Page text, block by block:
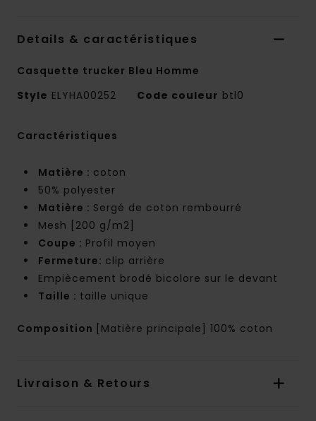
Details & caractéristiques
Casquette trucker Bleu Homme
Style ELYHA00252 Code couleur btl0
Caractéristiques
Matière : coton
50% polyester
Matière : Sergé de coton rembourré
Mesh [200 g/m2]
Coupe : Profil moyen
Fermeture: clip arrière
Empiècement brodé bicolore sur le devant
Taille : taille unique
Composition [Matière principale] 100% coton
Livraison & Retours